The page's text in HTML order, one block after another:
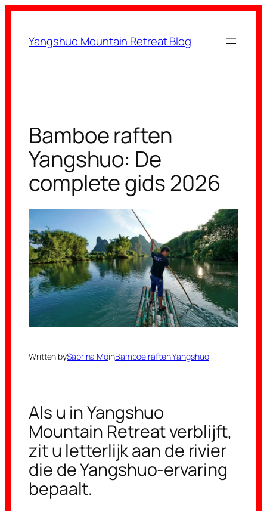
Yangshuo Mountain Retreat Blog
Bamboe raften
Yangshuo: De
complete gids 2026
Written bySabrina MoinBamboe raften Yangshuo
Als u in Yangshuo
Mountain Retreat verblijft,
zit u letterlijk aan de rivier
die de Yangshuo-ervaring
bepaalt.